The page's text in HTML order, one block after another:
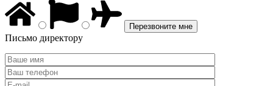
Письмо директору